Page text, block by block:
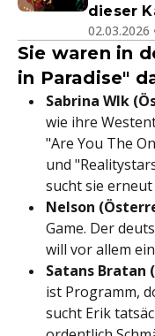
dieser
02.03.2026
Sie waren in
in Paradise"
Sabrina Wlk
wie ihre
"Are You The
und
sucht sie
Nelson
Game. Der
will vor allem
Satans Bratan
ist Programm,
sucht Erik